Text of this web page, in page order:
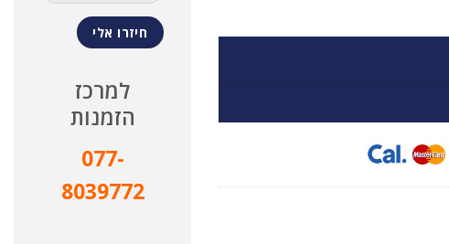
למרכז
הזמנות
077-
8039772